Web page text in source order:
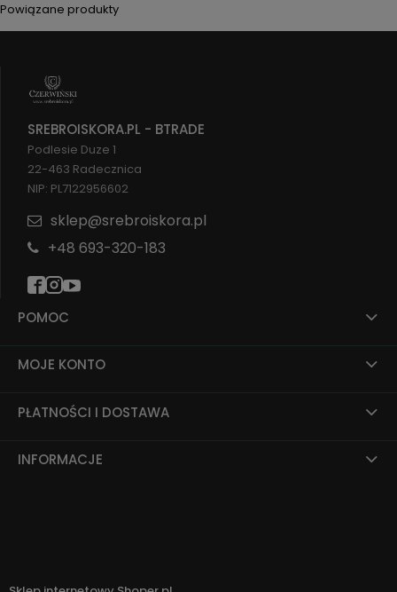
Powiązane produkty
POMOC
MOJE KONTO
PŁATNOŚCI I DOSTAWA
INFORMACJE
SREBROISKORA.PL - BTRADE
Podlesie Duze 1
22-463 Radecznica
NIP: PL7122956602
sklep@srebroiskora.pl
+48 693-320-183